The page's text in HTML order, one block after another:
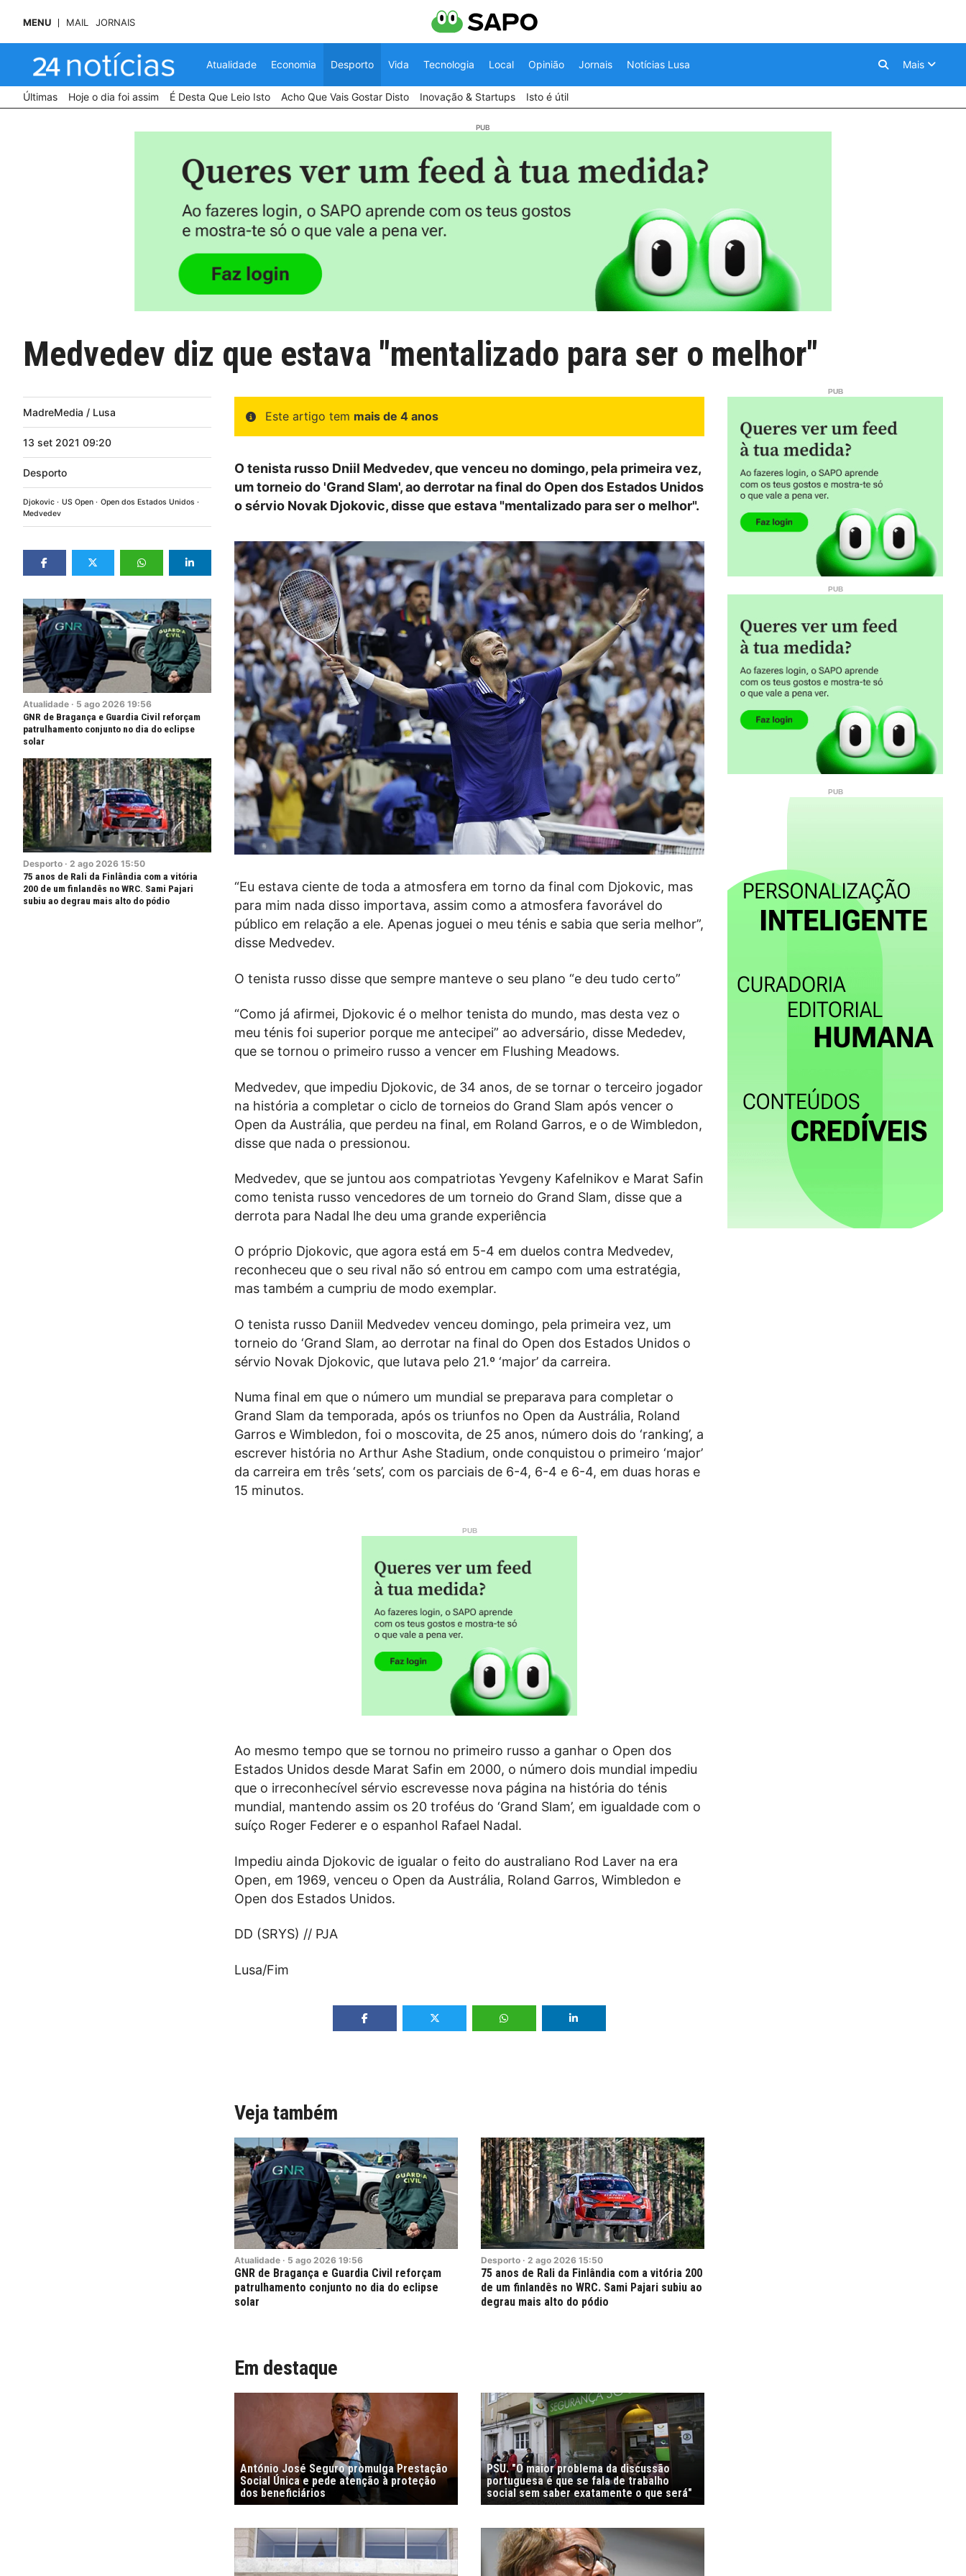
MENU MAIL JORNAIS
Atualidade Economia Desporto Vida Tecnologia Local Opinião Jornais Notícias Lusa Mais
Últimas Hoje o dia foi assim É Desta Que Leio Isto Acho Que Vais Gostar Disto Inovação & Startups Isto é útil
Medvedev diz que estava "mentalizado para ser o melhor"
MadreMedia / Lusa
13 set 2021 09:20
Desporto
Djokovic US Open
Open dos Estados Unidos
Medvedev
Atualidade · 5 ago 2026 19:56
GNR de Bragança e Guardia Civil reforçam
patrulhamento conjunto no dia do eclipse
solar
Desporto · 2 ago 2026 15:50
75 anos de Rali da Finlândia com a vitória
200 de um finlandês no WRC. Sami Pajari
subiu ao degrau mais alto do pódio
Este artigo tem mais de 4 anos
O tenista russo Dniil Medvedev, que venceu no domingo, pela primeira vez,
um torneio do 'Grand Slam', ao derrotar na final do Open dos Estados Unidos
o sérvio Novak Djokovic, disse que estava "mentalizado para ser o melhor".
“Eu estava ciente de toda a atmosfera em torno da final com Djokovic, mas
para mim nada disso importava, assim como a atmosfera favorável do
público em relação a ele. Apenas joguei o meu ténis e sabia que seria melhor”,
disse Medvedev.
O tenista russo disse que sempre manteve o seu plano “e deu tudo certo”
“Como já afirmei, Djokovic é o melhor tenista do mundo, mas desta vez o
meu ténis foi superior porque me antecipei” ao adversário, disse Mededev,
que se tornou o primeiro russo a vencer em Flushing Meadows.
Medvedev, que impediu Djokovic, de 34 anos, de se tornar o terceiro jogador
na história a completar o ciclo de torneios do Grand Slam após vencer o
Open da Austrália, que perdeu na final, em Roland Garros, e o de Wimbledon,
disse que nada o pressionou.
Medvedev, que se juntou aos compatriotas Yevgeny Kafelnikov e Marat Safin
como tenista russo vencedores de um torneio do Grand Slam, disse que a
derrota para Nadal lhe deu uma grande experiência
O próprio Djokovic, que agora está em 5-4 em duelos contra Medvedev,
reconheceu que o seu rival não só entrou em campo com uma estratégia,
mas também a cumpriu de modo exemplar.
O tenista russo Daniil Medvedev venceu domingo, pela primeira vez, um
torneio do ‘Grand Slam, ao derrotar na final do Open dos Estados Unidos o
sérvio Novak Djokovic, que lutava pelo 21.º ‘major’ da carreira.
Numa final em que o número um mundial se preparava para completar o
Grand Slam da temporada, após os triunfos no Open da Austrália, Roland
Garros e Wimbledon, foi o moscovita, de 25 anos, número dois do ‘ranking’, a
escrever história no Arthur Ashe Stadium, onde conquistou o primeiro ‘major’
da carreira em três ‘sets’, com os parciais de 6-4, 6-4 e 6-4, em duas horas e
15 minutos.
Ao mesmo tempo que se tornou no primeiro russo a ganhar o Open dos
Estados Unidos desde Marat Safin em 2000, o número dois mundial impediu
que o irreconhecível sérvio escrevesse nova página na história do ténis
mundial, mantendo assim os 20 troféus do ‘Grand Slam’, em igualdade com o
suíço Roger Federer e o espanhol Rafael Nadal.
Impediu ainda Djokovic de igualar o feito do australiano Rod Laver na era
Open, em 1969, venceu o Open da Austrália, Roland Garros, Wimbledon e
Open dos Estados Unidos.
DD (SRYS) // PJA
Lusa/Fim
Veja também
Atualidade · 5 ago 2026 19:56
GNR de Bragança e Guardia Civil reforçam
patrulhamento conjunto no dia do eclipse
solar
Desporto · 2 ago 2026 15:50
75 anos de Rali da Finlândia com a vitória 200
de um finlandês no WRC. Sami Pajari subiu ao
degrau mais alto do pódio
Em destaque
António José Seguro promulga Prestação
Social Única e pede atenção à proteção
dos beneficiários
PSU. "O maior problema da discussão
portuguesa é que se fala de trabalho
social sem saber exatamente o que será"